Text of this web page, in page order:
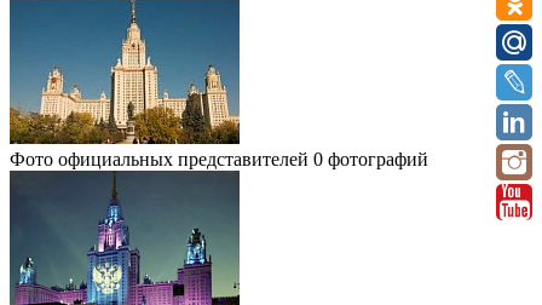
Фото официальных представителей 0 фотографий